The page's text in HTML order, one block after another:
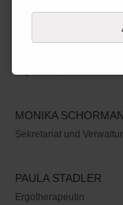
MONIKA
Sekretariat und
PAULA STADLER
Ergotherapeutin